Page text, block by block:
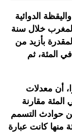
الدوائية
خلال سنة
المقدرة بأزيد من
16 ألف حالة، متبوعة بالأغذية بنسبة 16 في المئة، ثم
أن معدلات
زادت بنسبة تتجاوز 10 في المئة مقارنة
في المئة من حوادث التسمم
المنازل، و45 في المئة منها كانت عبارة